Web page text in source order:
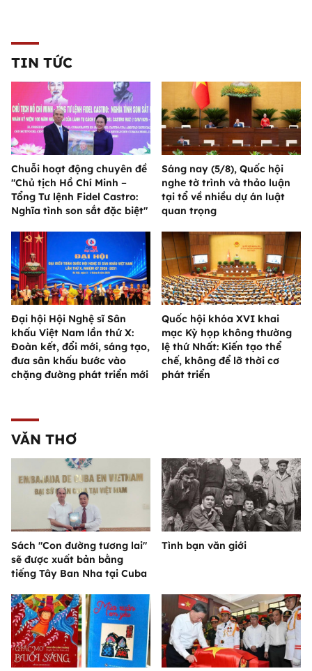
TIN TỨC
Chuỗi hoạt động chuyên đề
"Chủ tịch Hồ Chí Minh –
Tổng Tư lệnh Fidel Castro:
Nghĩa tình son sắt đặc biệt"
Sáng nay (5/8), Quốc hội
nghe tờ trình và thảo luận
tại tổ về nhiều dự án luật
quan trọng
Đại hội Hội Nghệ sĩ Sân
khấu Việt Nam lần thứ X:
Đoàn kết, đổi mới, sáng tạo,
đưa sân khấu bước vào
chặng đường phát triển mới
Quốc hội khóa XVI khai
mạc Kỳ họp không thường
lệ thứ Nhất: Kiến tạo thể
chế, không để lỡ thời cơ
phát triển
VĂN THƠ
Sách "Con đường tương lai"
sẽ được xuất bản bằng
tiếng Tây Ban Nha tại Cuba
Tình bạn văn giới